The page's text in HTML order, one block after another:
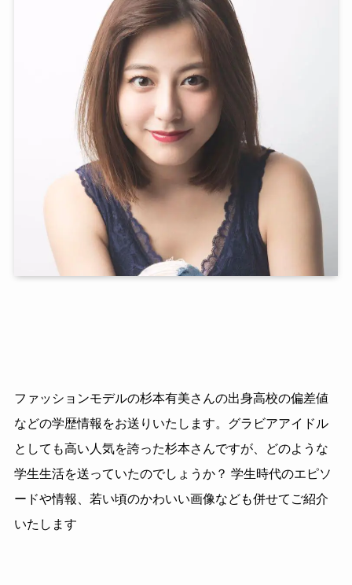
ファッションモデルの杉本有美さんの出身高校の偏差値
などの学歴情報をお送りいたします。グラビアアイドル
としても高い人気を誇った杉本さんですが、どのような
学生生活を送っていたのでしょうか？ 学生時代のエピソ
ードや情報、若い頃のかわいい画像なども併せてご紹介
いたします